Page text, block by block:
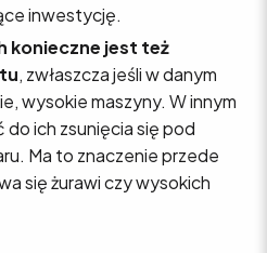
inwestycję.
konieczne jest też
, zwłaszcza jeśli w danym
wysokie maszyny. W innym
ich zsunięcia się pod
Ma to znaczenie przede
się żurawi czy wysokich